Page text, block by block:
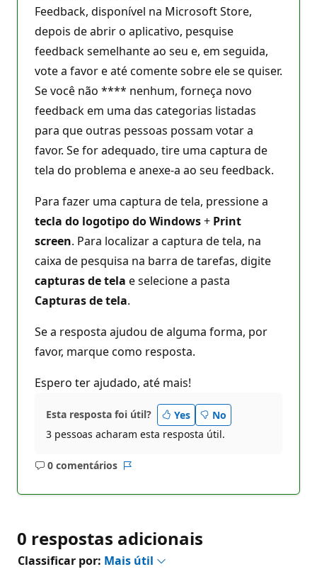
Feedback, disponível na Microsoft Store,
depois de abrir o aplicativo, pesquise
feedback semelhante ao seu e, em seguida,
vote a favor e até comente sobre ele se quiser.
Se você não **** nenhum, forneça novo
feedback em uma das categorias listadas
para que outras pessoas possam votar a
favor. Se for adequado, tire uma captura de
tela do problema e anexe-a ao seu feedback.
Para fazer uma captura de tela, pressione a
tecla do logotipo do Windows+ Print
screen. Para localizar a captura de tela, na
caixa de pesquisa na barra de tarefas, digite
capturas de tela e selecione a pasta
Capturas de tela.
Se a resposta ajudou de alguma forma, por
favor, marque como resposta.
Espero ter ajudado, até mais!
Esta resposta foi útil? Yes
No
3 pessoas acharam esta resposta útil.
0 comentários
Sem
0 respostas adicionais
Classificar por: Mais útil